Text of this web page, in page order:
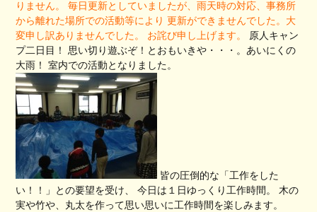
りません。
毎日更新としていましたが、雨天時の対応、事務所
から離れた場所での活動等により 更新ができませんでした。大
変申し訳ありませんでした。
お詫び申し上げます。
原人キャン
プ二日目！ 思い切り遊ぶぞ！とおもいきや・・・。あいにくの
大雨！ 室内での活動となりました。
皆の圧倒的な「工作をした
い！！」との要望を受け、 今日は１日ゆっくり工作時間。 木の
実や竹や、丸太を作って思い思いに工作時間を楽しみます。